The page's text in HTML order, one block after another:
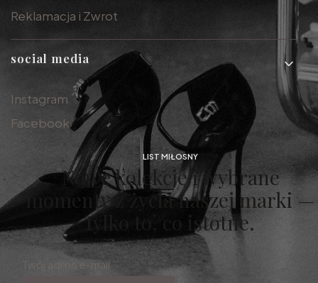
Reklamacja i Zwrot
social media
Instagram
Facebook
LIST MIŁOSNY
Nowe kolekcje i wybrane
momenty z życia naszej marki —
tylko to, co istotne.
Twój adres e-mail